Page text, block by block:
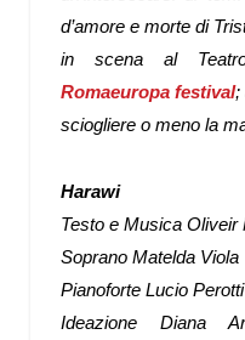
d’amore e morte di
in scena al Teatro
Romaeuropa festival;
sciogliere o meno la
Harawi
Testo e Musica Oliveir
Soprano Matelda Viola
Pianoforte Lucio Perotti
Ideazione Diana